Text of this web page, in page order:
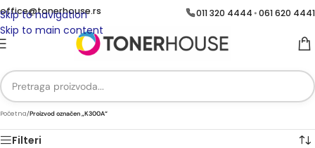
Skip to navigation
Skip to main content
office@tonerhouse.rs 011 320 4444 •061 620 4441
Početna/Proizvod označen „K300A“
Filteri